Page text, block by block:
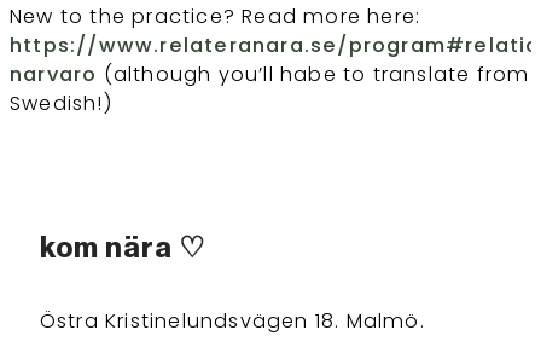
New to the practice? Read more here:
https://www.relateranara.se/
narvaro (although you’ll habe to translate from
Swedish!)
kom nära ♡
Östra Kristinelundsvägen 18. Malmö.